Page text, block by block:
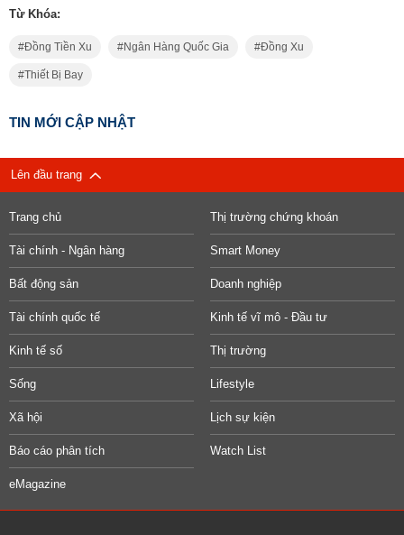
Từ Khóa:
Đồng Tiền Xu Ngân Hàng Quốc Gia Đồng Xu
Thiết Bị Bay
TIN MỚI CẬP NHẬT
Lên đầu trang
Trang chủ Thị trường chứng khoán
Tài chính - Ngân hàng Smart Money
Bất động sản Doanh nghiệp
Tài chính quốc tế Kinh tế vĩ mô - Đầu tư
Kinh tế số Thị trường
Sống Lifestyle
Xã hội Lịch sự kiện
Báo cáo phân tích Watch List
eMagazine